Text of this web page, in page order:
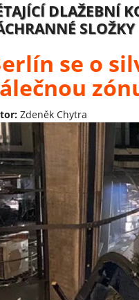
DLAŽEBNÍ
SLOŽKY
se o
Zdeněk Chytra